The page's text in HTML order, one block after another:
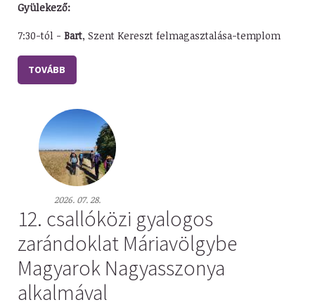
Gyülekező:
7:30-tól - Bart, Szent Kereszt felmagasztalása-templom
TOVÁBB
2026. 07. 28.
12. csallóközi gyalogos
zarándoklat Máriavölgybe
Magyarok Nagyasszonya
alkalmával